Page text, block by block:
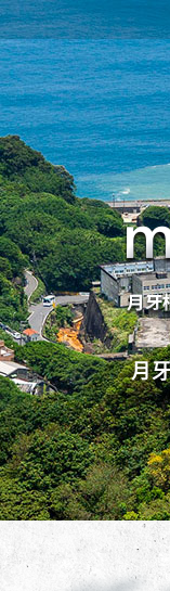
月